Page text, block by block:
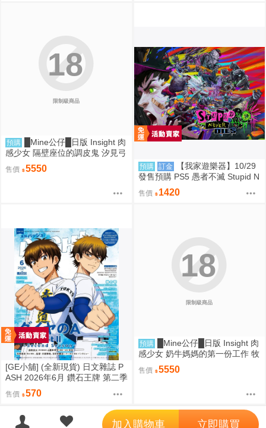
限制級商品
18
預購
█Mine公仔█日版 Insight 肉
感少女 隔壁座位的調皮鬼 汐見弓
良 1/6 PMMA D9260
售價 5550 預購 訂金
【我家遊樂器】10/29
發售預購 PS5 愚者不滅 Stupid N
ever Dies 日版
售價 1420
[GE小舖] (全新現貨) 日文雜誌 P
ASH 2026年6月 鑽石王牌 第二季
賽馬娘 神之雫 魔法帽的工作室
售價 570
限制級商品
18
預購
█Mine公仔█日版 Insight 肉
感少女 奶牛媽媽的第一份工作 牧
野小姐 牧野さん 1/6 PMMA D92
59
售價 5550
加入購物車 立即購買